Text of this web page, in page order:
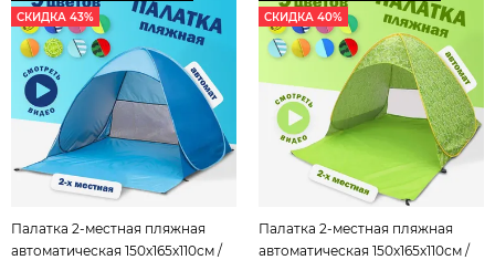
СКИДКА 43%
Палатка 2-местная пляжная
автоматическая 150х165х110см /
СКИДКА 40%
Палатка 2-местная пляжная
автоматическая 150х165х110см /